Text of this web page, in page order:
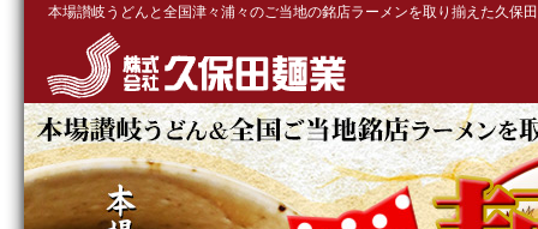
本場讃岐うどんと全国津々浦々のご当地の銘店ラーメンを取り揃えた久保